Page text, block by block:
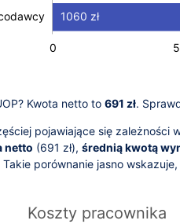
1060 zł
-400
-200
0
200
2 000
-500
-1 000
Kwota netto to 691 zł.
pojawiające się
netto (691 zł), średnią kwotą
Takie porównanie jasno
Koszty pracownika